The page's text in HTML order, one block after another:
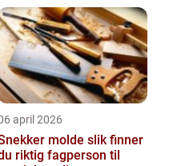
april 2026
molde slik finner
riktig fagperson til